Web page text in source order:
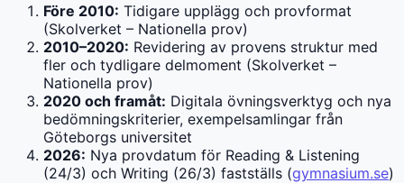
Före 2010: Tidigare upplägg och provformat
(Skolverket – Nationella prov)
2010–2020: Revidering av provens struktur med
fler och tydligare delmoment (Skolverket –
Nationella prov)
2020 och framåt: Digitala övningsverktyg och nya
bedömningskriterier, exempelsamlingar från
Göteborgs universitet
2026: Nya provdatum för Reading & Listening
(24/3) och Writing (26/3) fastställs (gymnasium.se)